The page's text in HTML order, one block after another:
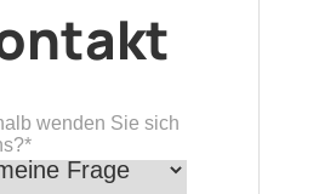
wenden Sie sich